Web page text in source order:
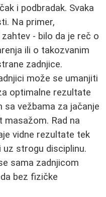
i podbradak. Svaka
Na primer,
- bilo da je reč o
ili o takozvanim
zadnjice.
može se umanjiti
optimalne rezultate
sa vežbama za jačanje
masažom. Rad na
vidne rezultate tek
uz strogu disciplinu.
sama zadnjicom
bez fizičke